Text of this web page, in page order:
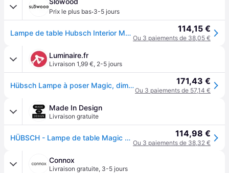
Prix le plus bas·3-5 jours
Lampe de table Hubsch Interior Magic - Vert 114,15 €
Ou 3 paiements de 38,05 €
Luminaire.fr
Livraison 1,99 €, 2-5 jours
Hübsch Lampe à poser Magic, dimmable, marron, Salon / Salle à manger, Métal, Design, Lampe à poser 171,43 €
Ou 3 paiements de 57,14 €
Made In Design
Livraison gratuite
HÜBSCH - Lampe de table Magic - Vert - Fer laqué 114,98 €
Ou 3 paiements de 38,32 €
Connox
Livraison gratuite, 3-5 jours